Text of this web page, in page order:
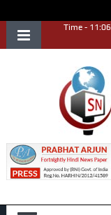
Time -